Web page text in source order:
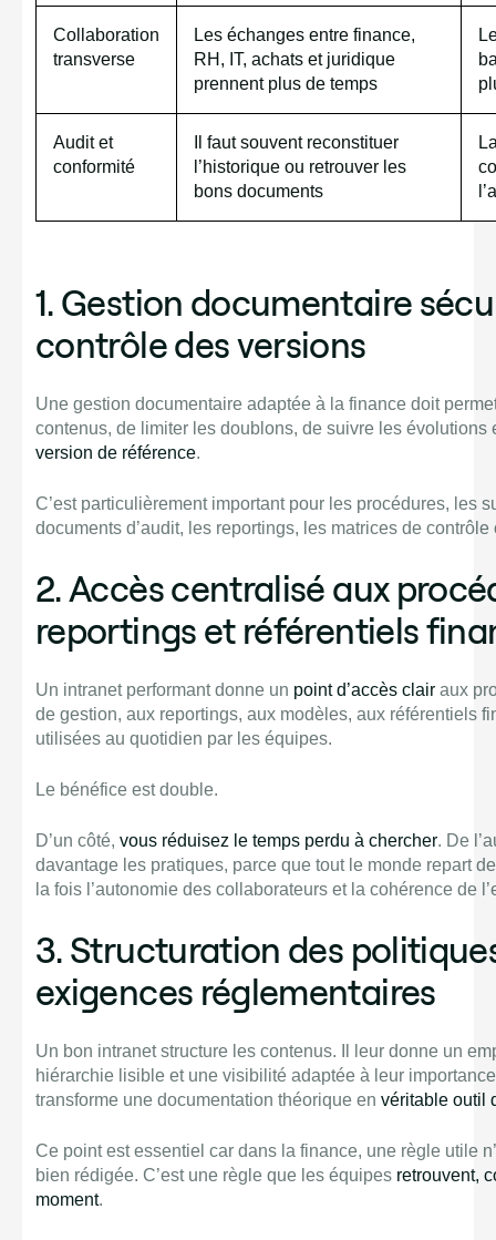
Collaboration
transverse
Les échanges entre finance,
RH, IT, achats et juridique
prennent plus de temps
Audit et
conformité
Il faut souvent reconstituer
l’historique ou retrouver les
bons documents
1. Gestion documentaire
contrôle des versions
Une gestion documentaire adaptée à la finance doit
contenus, de limiter les doublons, de suivre les évolutions
version de référence.
C’est particulièrement important pour les procédures, les
documents d’audit, les reportings, les matrices de
2. Accès centralisé aux
reportings et référentiels
Un intranet performant donne un point d’accès clair aux
de gestion, aux reportings, aux modèles, aux référentiels
utilisées au quotidien par les équipes.
Le bénéfice est double.
D’un côté, vous réduisez le temps perdu à chercher. De
davantage les pratiques, parce que tout le monde repart
la fois l’autonomie des collaborateurs et la cohérence de
3. Structuration des
exigences réglementaires
Un bon intranet structure les contenus. Il leur donne un
hiérarchie lisible et une visibilité adaptée à leur
transforme une documentation théorique en véritable outil
Ce point est essentiel car dans la finance, une règle utile
bien rédigée. C’est une règle que les équipes retrouvent,
moment.